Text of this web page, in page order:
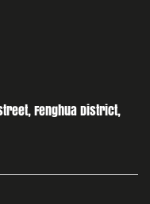
Fenghua District,